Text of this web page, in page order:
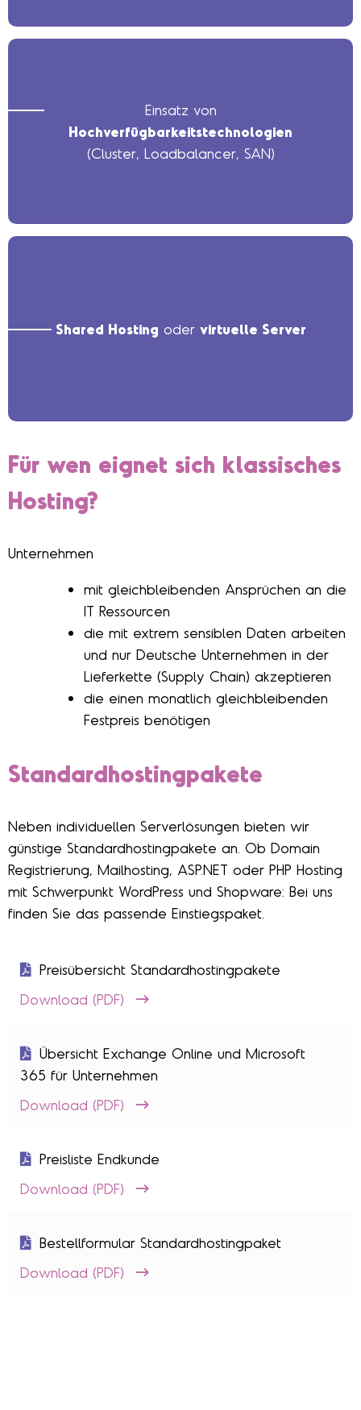
Einsatz von
Hochverfügbarkeitstechnologien
(Cluster, Loadbalancer, SAN)
Shared Hosting oder virtuelle Server
Für wen eignet sich klassisches
Hosting?
Unternehmen
mit gleichbleibenden Ansprüchen an die
IT Ressourcen
die mit extrem sensiblen Daten arbeiten
und nur Deutsche Unternehmen in der
Lieferkette (Supply Chain) akzeptieren
die einen monatlich gleichbleibenden
Festpreis benötigen
Standardhostingpakete
Neben individuellen Serverlösungen bieten wir
günstige Standardhostingpakete an. Ob Domain
Registrierung, Mailhosting, ASP.NET oder PHP Hosting
mit Schwerpunkt WordPress und Shopware: Bei uns
finden Sie das passende Einstiegspaket.
Preisübersicht Standardhostingpakete
Download (PDF)
Übersicht Exchange Online und Microsoft
365 für Unternehmen
Download (PDF)
Preisliste Endkunde
Download (PDF)
Bestellformular Standardhostingpaket
Download (PDF)